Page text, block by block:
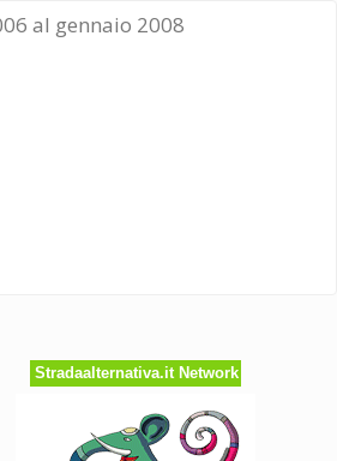
al gennaio 2008
Stradaalternativa.it Network